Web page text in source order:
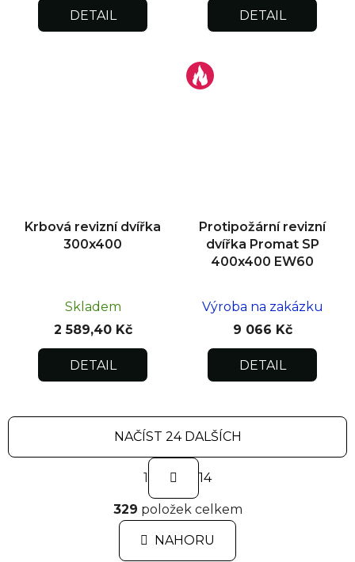
DETAIL DETAIL
Krbová revizní dvířka
300x400
Skladem
2 589,40 Kč
DETAIL
Protipožární revizní
dvířka Promat SP
400x400 EW60
Výroba na zakázku
9 066 Kč
DETAIL
O
v
l
á
NAČÍST 24 DALŠÍCH
S
r
á
n
k
1 14
329 položek celkem
NAHORU